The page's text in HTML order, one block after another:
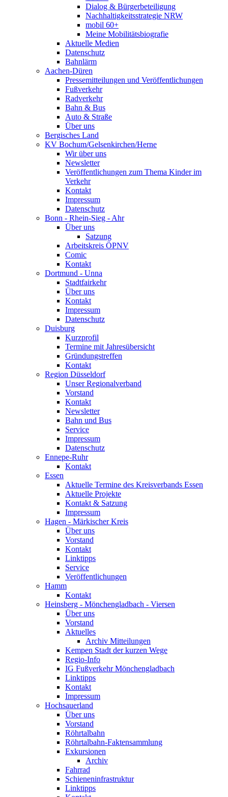
Dialog & Bürgerbeteiligung
Nachhaltigkeitsstrategie NRW
mobil 60+
Meine Mobilitätsbiografie
Aktuelle Medien
Datenschutz
Bahnlärm
Aachen-Düren
Pressemitteilungen und Veröffentlichungen
Fußverkehr
Radverkehr
Bahn & Bus
Auto & Straße
Über uns
Bergisches Land
KV Bochum/Gelsenkirchen/Herne
Wir über uns
Newsletter
Veröffentlichungen zum Thema Kinder im
Verkehr
Kontakt
Impressum
Datenschutz
Bonn - Rhein-Sieg - Ahr
Über uns
Satzung
Arbeitskreis ÖPNV
Comic
Kontakt
Dortmund - Unna
Stadtfairkehr
Über uns
Kontakt
Impressum
Datenschutz
Duisburg
Kurzprofil
Termine mit Jahresübersicht
Gründungstreffen
Kontakt
Region Düsseldorf
Unser Regionalverband
Vorstand
Kontakt
Newsletter
Bahn und Bus
Service
Impressum
Datenschutz
Ennepe-Ruhr
Kontakt
Essen
Aktuelle Termine des Kreisverbands Essen
Aktuelle Projekte
Kontakt & Satzung
Impressum
Hagen - Märkischer Kreis
Über uns
Vorstand
Kontakt
Linktipps
Service
Veröffentlichungen
Hamm
Kontakt
Heinsberg - Mönchengladbach - Viersen
Über uns
Vorstand
Aktuelles
Archiv Mitteilungen
Kempen Stadt der kurzen Wege
Regio-Info
IG Fußverkehr Mönchengladbach
Linktipps
Kontakt
Impressum
Hochsauerland
Über uns
Vorstand
Röhrtalbahn
Röhrtalbahn-Faktensammlung
Exkursionen
Archiv
Fahrrad
Schieneninfrastruktur
Linktipps